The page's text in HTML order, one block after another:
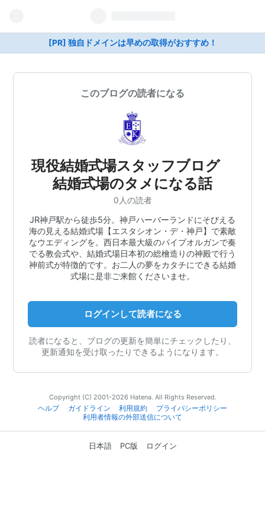
[PR] 独自ドメインは早めの取得がおすすめ！
このブログの読者になる
現役結婚式場スタッフブログ
結婚式場のタメになる話
0人の読者
JR神戸駅から徒歩5分。神戸ハーバーランドにそびえる
海の見える結婚式場【エスタシオン・デ・神戸】で素敵
なウエディングを。西日本最大級のパイプオルガンで奏
でる教会式や、結婚式場日本初の総檜造りの神殿で行う
神前式が特徴的です。お二人の夢をカタチにできる結婚
式場に是非ご来館くださいませ。
ログインして読者になる
読者になると、ブログの更新を簡単にチェックしたり、
更新通知を受け取ったりできるようになります。
Copyright (C) 2001-2026 Hatena. All Rights Reserved.
ヘルプ
ガイドライン 利用規約
プライバシーポリシー
利用者情報の外部送信について
日本語 PC版 ログイン